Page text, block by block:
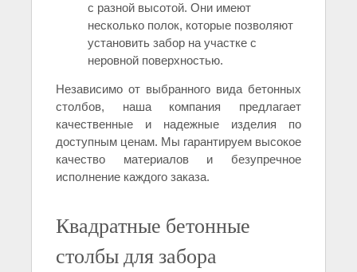
с разной высотой. Они имеют
несколько полок, которые позволяют
установить забор на участке с
неровной поверхностью.
Независимо от выбранного вида бетонных
столбов, наша компания предлагает
качественные и надежные изделия по
доступным ценам. Мы гарантируем высокое
качество материалов и безупречное
исполнение каждого заказа.
Квадратные бетонные
столбы для забора